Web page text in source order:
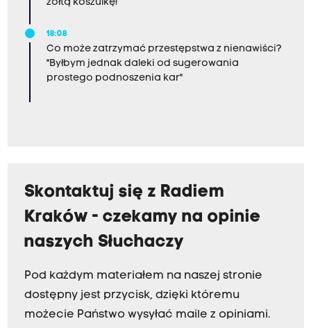
żółtą koszulkę!
18:08
Co może zatrzymać przestępstwa z nienawiści?
"Byłbym jednak daleki od sugerowania
prostego podnoszenia kar"
Skontaktuj się z Radiem
Kraków - czekamy na opinie
naszych Słuchaczy
Pod każdym materiałem na naszej stronie
dostępny jest przycisk, dzięki któremu
możecie Państwo wysyłać maile z opiniami.